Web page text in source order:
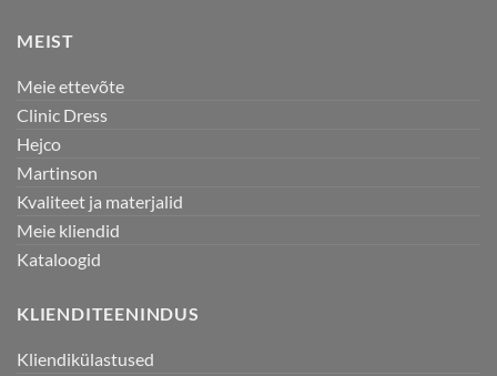
MEIST
Meie ettevõte
Clinic Dress
Hejco
Martinson
Kvaliteet ja materjalid
Meie kliendid
Kataloogid
KLIENDITEENINDUS
Kliendikülastused